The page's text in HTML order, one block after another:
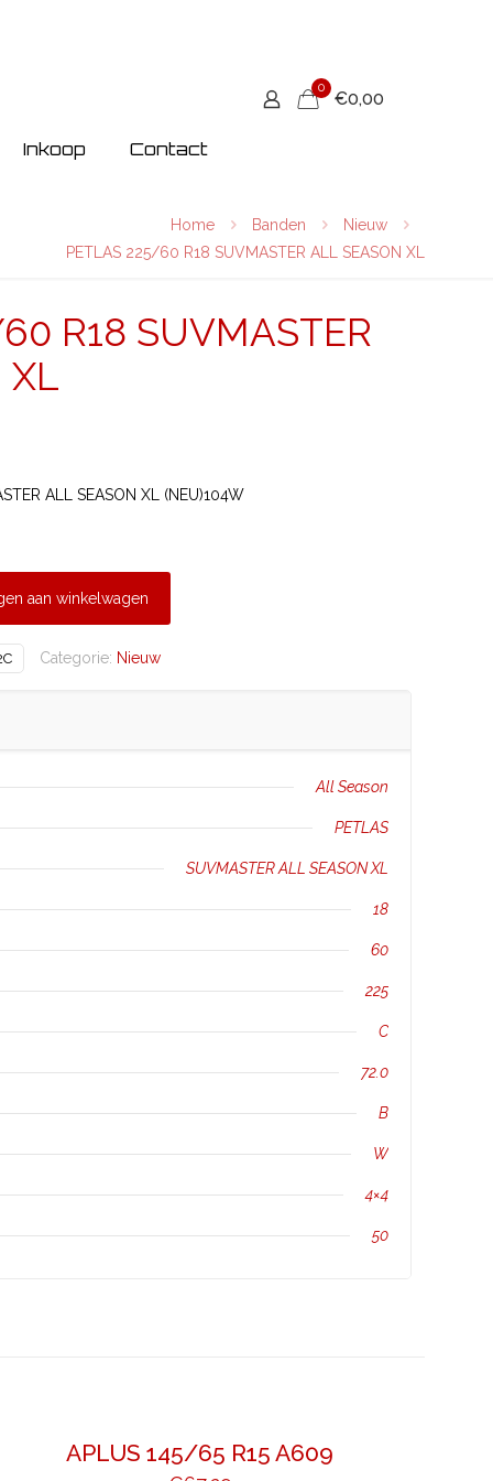
Inkoop Contact
0
€0,00
Home Banden
Nieuw
PETLAS 225/60 R18 SUVMASTER ALL SEASON XL
R18 SUVMASTER
XL
ALL SEASON XL (NEU)104W
aan winkelwagen
Categorie: Nieuw
All Season
PETLAS
SUVMASTER ALL SEASON XL
18
60
225
C
72.0
B
W
4×4
50
APLUS 145/65 R15 A609